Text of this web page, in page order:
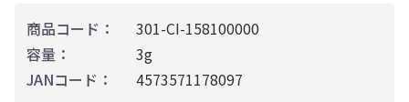
商品コード：
301-CI-158100000
容量：
3g
JANコード：
4573571178097